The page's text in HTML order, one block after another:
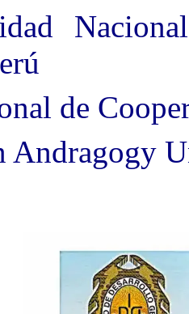
de
Andragogy